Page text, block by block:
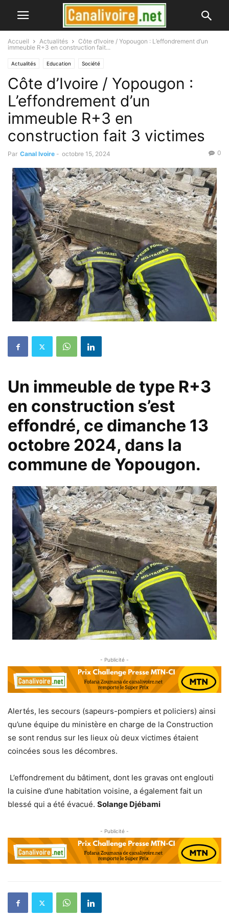
Accueil Actualités
Côte d’Ivoire / Yopougon : L’effondrement d’un
immeuble R+3 en construction fait...
Actualités Education Société
Côte d’Ivoire / Yopougon :
L’effondrement d’un
immeuble R+3 en
construction fait 3 victimes
Par Canal Ivoire - octobre 15, 2024 0
Un immeuble de type R+3
en construction s’est
effondré, ce dimanche 13
octobre 2024, dans la
commune de Yopougon.
- Publicité -
Alertés, les secours (sapeurs-pompiers et policiers) ainsi
qu’une équipe du ministère en charge de la Construction
se sont rendus sur les lieux où deux victimes étaient
coincées sous les décombres.
L’effondrement du bâtiment, dont les gravas ont englouti
la cuisine d’une habitation voisine, a également fait un
blessé qui a été évacué. Solange Djébami
- Publicité -